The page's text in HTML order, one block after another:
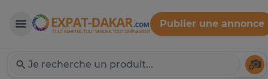
Expat-Dakar
Publier une annonce